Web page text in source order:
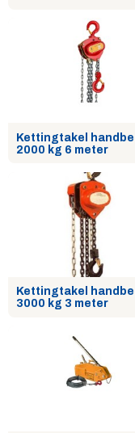
Kettingtakel
2000 kg 6 meter
Kettingtakel
3000 kg 3 meter